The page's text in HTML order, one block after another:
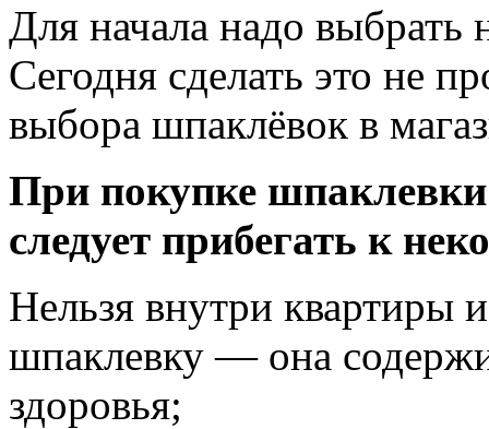
Для начала надо
Сегодня сделать это не
выбора шпаклёвок в
При покупке шпаклевки
следует прибегать к
Нельзя внутри квартиры
шпаклевку — она
здоровья;